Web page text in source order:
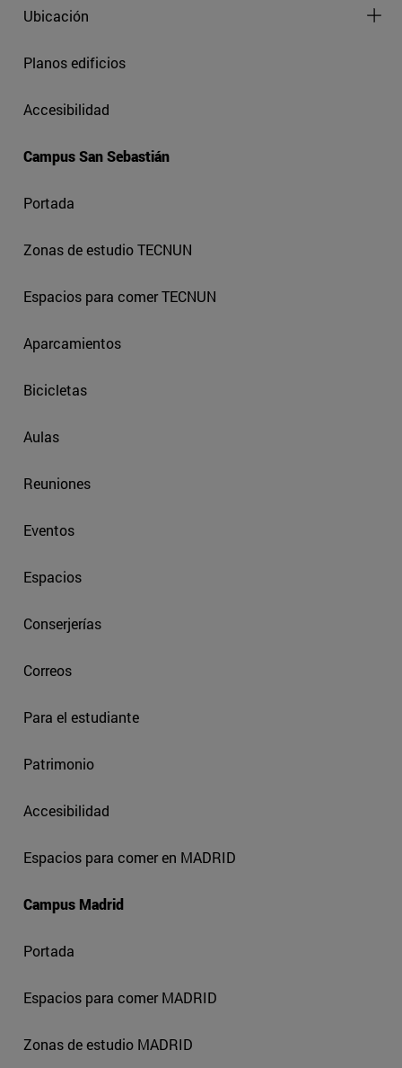
Ubicación
Planos edificios
Accesibilidad
Campus San Sebastián
Portada
Zonas de estudio TECNUN
Espacios para comer TECNUN
Aparcamientos
Bicicletas
Aulas
Reuniones
Eventos
Espacios
Conserjerías
Correos
Para el estudiante
Patrimonio
Accesibilidad
Espacios para comer en MADRID
Campus Madrid
Portada
Espacios para comer MADRID
Zonas de estudio MADRID